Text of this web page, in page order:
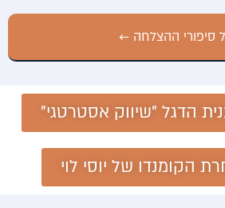
סיפורי ההצלחה ←
הדגל "שיווק אסטרטגי"
הקומנדו של יוסי לוי